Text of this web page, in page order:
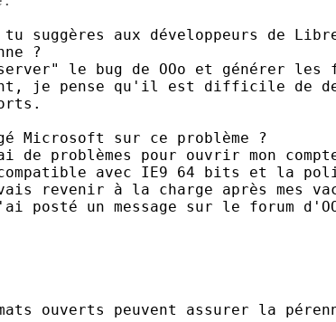
tu suggères aux développeurs de
?
le bug de OOo et générer
je pense qu'il est difficile de
Microsoft sur ce problème ?
problèmes pour ouvrir mon
avec IE9 64 bits et la
revenir à la charge après mes
posté un message sur le forum
ouverts peuvent assurer la